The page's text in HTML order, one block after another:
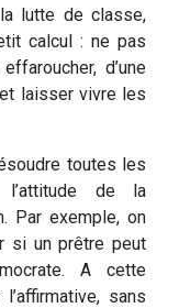
lutte de classe,
calcul : ne pas
d’une
laisser vivre les
toutes les
l’attitude de la
Par exemple, on
si un prêtre peut
A cette
sans